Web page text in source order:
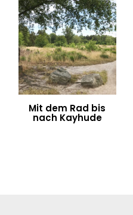
Mit dem Rad bis
nach Kayhude